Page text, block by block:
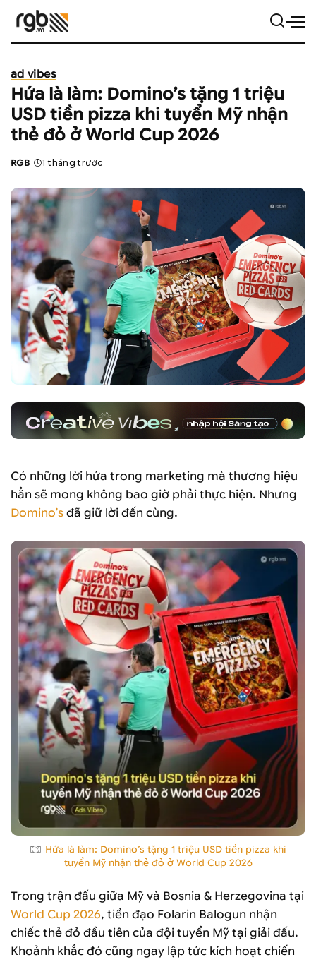
ad vibes
Hứa là làm: Domino’s tặng 1 triệu
USD tiền pizza khi tuyển Mỹ nhận
thẻ đỏ ở World Cup 2026
Posted
RGB 1 tháng trước
Có những lời hứa trong marketing mà thương hiệu
hẳn sẽ mong không bao giờ phải thực hiện. Nhưng
Domino’s đã giữ lời đến cùng.
Hứa là làm: Domino’s tặng 1 triệu USD tiền pizza khi
tuyển Mỹ nhận thẻ đỏ ở World Cup 2026
Trong trận đấu giữa Mỹ và Bosnia & Herzegovina tại
World Cup 2026, tiền đạo Folarin Balogun nhận
chiếc thẻ đỏ đầu tiên của đội tuyển Mỹ tại giải đấu.
Khoảnh khắc đó cũng ngay lập tức kích hoạt chiến